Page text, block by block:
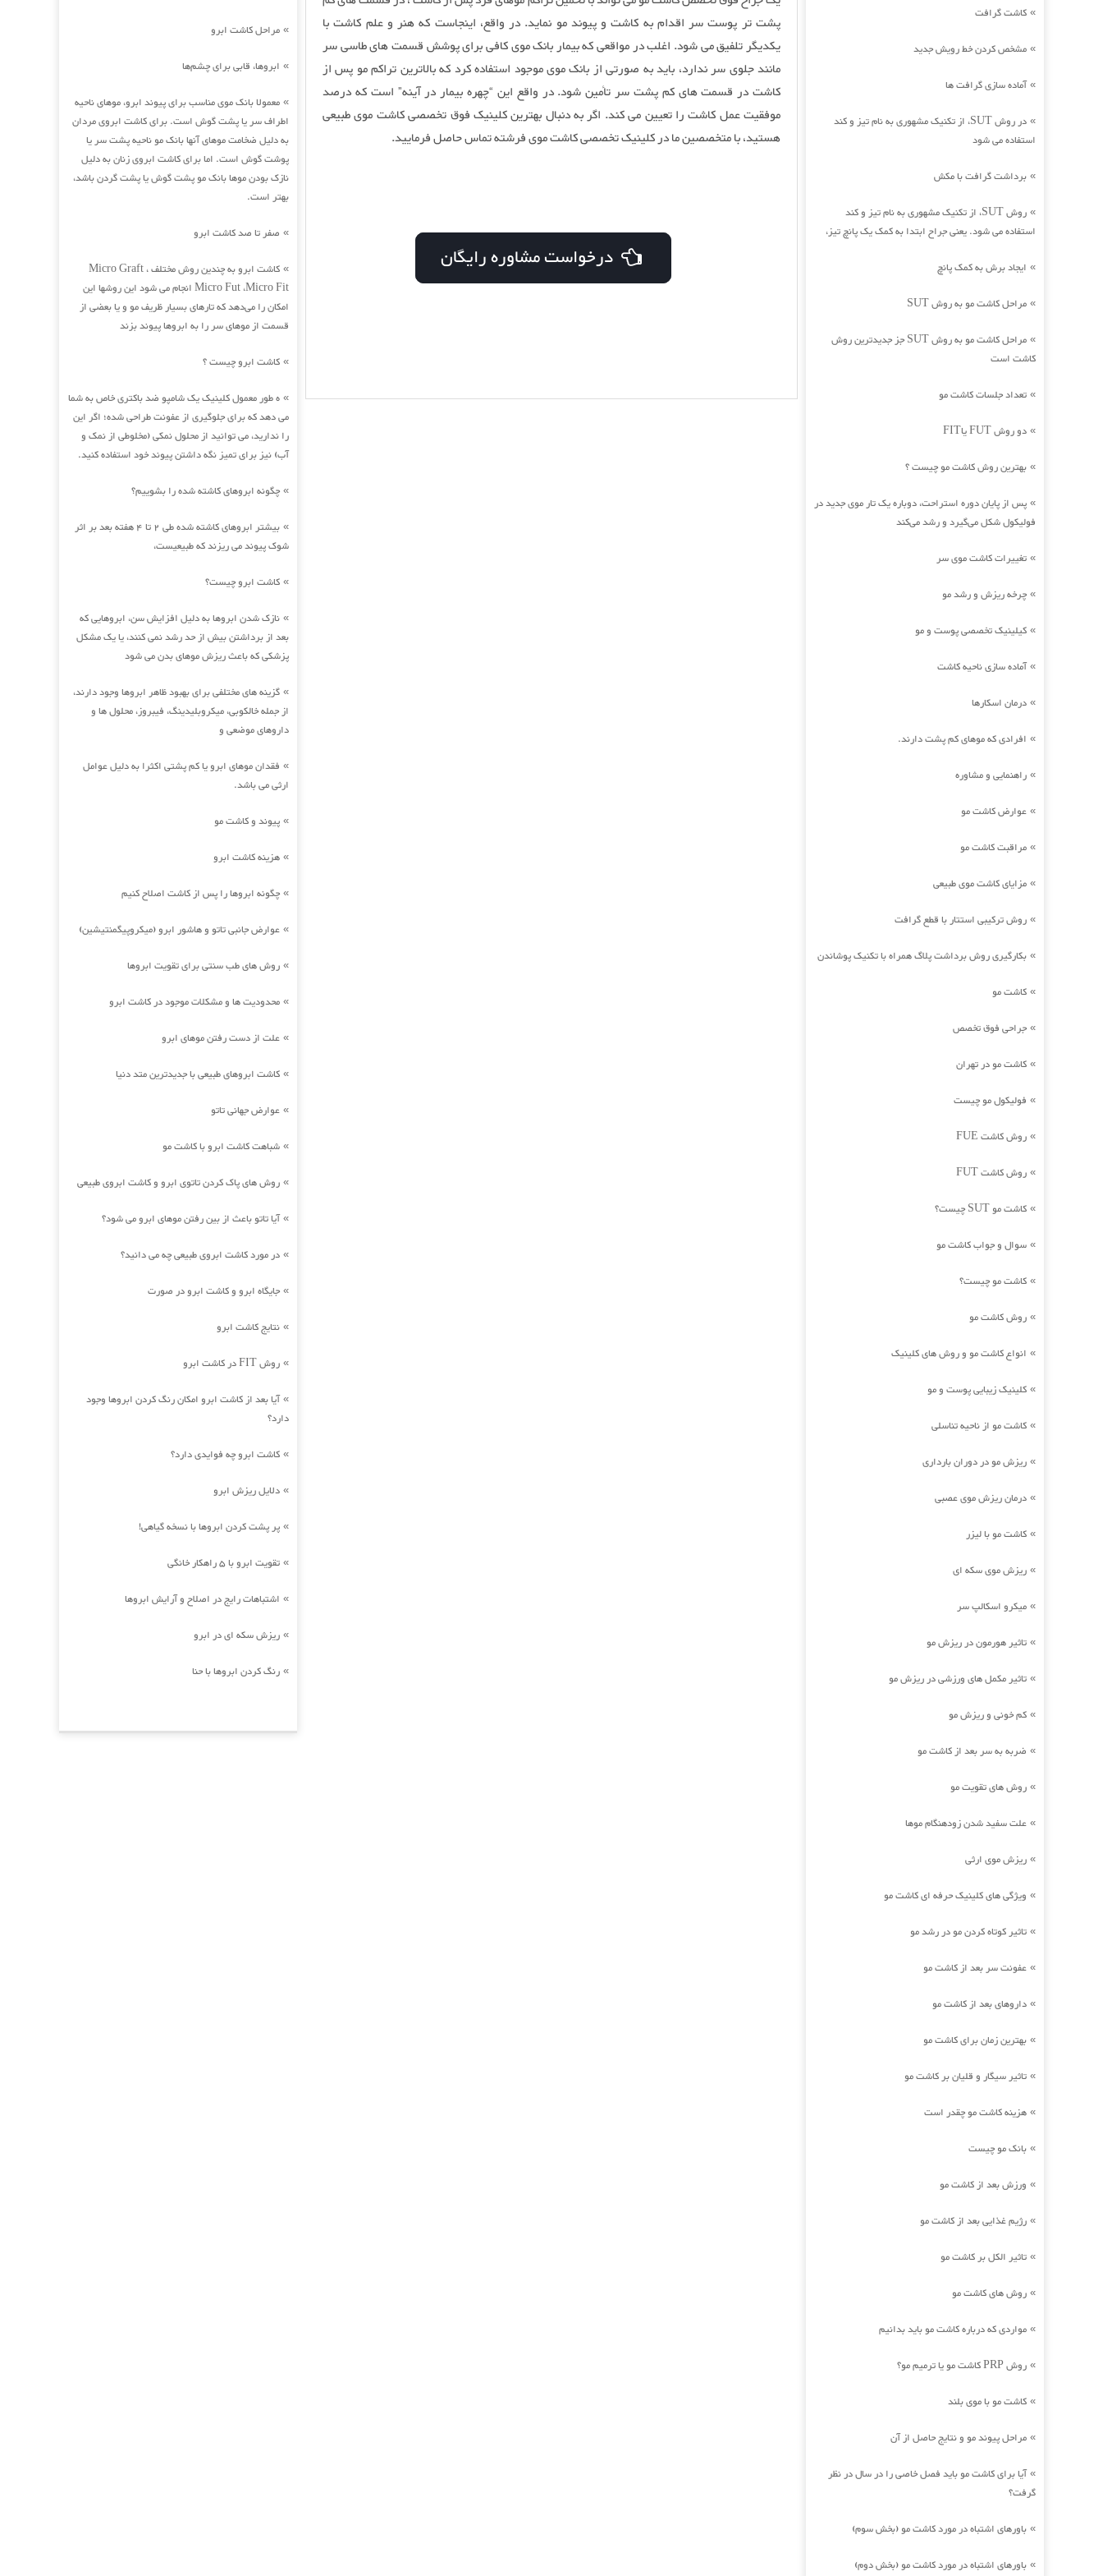
» مراحل کاشت ابرو
» ابروها، قابی برای چشم‌ها
» معمولا بانک موی مناسب برای پیوند ابرو، موهای ناحیه
اطراف سر یا پشت گوش است. برای کاشت ابروی مردان
به دلیل ضخامت موهای آنها بانک مو ناحیه پشت سر یا
پوشت گوش است. اما برای کاشت ابروی زنان به دلیل
نازک بودن موها بانک مو پشت گوش یا پشت گردن باشد،
بهتر است.
» صفر تا صد کاشت ابرو
»
کاشت ابرو به چندین روش مختلف Micro Graft ،
Micro Fut ،Micro Fit انجام می شود این روشها این
امکان را می‌دهد که تارهای بسیار ظریف مو و یا بعضی از
قسمت از موهای سر را به ابروها پیوند بزند
» کاشت ابرو چیست ؟
» ه طور معمول کلینیک یک شامپو ضد باکتری خاص به شما
می دهد که برای جلوگیری از عفونت طراحی شده؛ اگر این
را ندارید، می توانید از محلول نمکی (مخلوطی از نمک و
آب) نیز برای تمیز نگه داشتن پیوند خود استفاده کنید.
» چگونه ابروهای کاشته شده را بشوییم؟
»
بیشتر ابروهای کاشته شده طی 2 تا 4 هفته بعد بر اثر
شوک پیوند می ریزند که طبیعیست،
» کاشت ابرو چیست؟
» نازک شدن ابروها به دلیل افزایش سن، ابروهایی که
بعد از برداشتن بیش از حد رشد نمی کنند، یا یک مشکل
پزشکی که باعث ریزش موهای بدن می شود
» گزینه های مختلفی برای بهبود ظاهر ابروها وجود دارند،
از جمله خالکوبی، میکروبلیدینگ، فیبروز، محلول ها و
داروهای موضعی و
» فقدان موهای ابرو یا کم پشتی اکثرا به دلیل عوامل
ارثی می باشد.
» پیوند و کاشت مو
» هزینه کاشت ابرو
» چگونه ابروها را پس از کاشت اصلاح کنیم
» عوارض جانبی تاتو و هاشور ابرو (میکروپیگمنتیشین)
» روش های طب سنتی برای تقویت ابروها
» محدودیت ها و مشکلات موجود در کاشت ابرو
» علت از دست رفتن موهای ابرو
» کاشت ابروهای طبیعی با جدیدترین متد دنیا
» عوارض جهانی تاتو
» شباهت کاشت ابرو با کاشت مو
» روش های پاک کردن تاتوی ابرو و کاشت ابروی طبیعی
»آیا تاتو باعث از بین رفتن موهای ابرو می شود؟
» در مورد کاشت ابروی طبیعی چه می دانید؟
» جایگاه ابرو و کاشت ابرو در صورت
» نتایج کاشت ابرو
» روش FIT در کاشت ابرو
»آیا بعد از کاشت ابرو امکان رنگ کردن ابروها وجود
دارد؟
» کاشت ابرو چه فوایدی دارد؟
» دلایل ریزش ابرو
» پر پشت کردن ابروها با نسخه گیاهی!
» تقویت ابرو با 5 راهکار خانگی
» اشتباهات رایج در اصلاح و آرایش ابروها
» ریزش سکه ای در ابرو
» رنگ کردن ابروها با حنا
پشت تر پوست سر اقدام به کاشت و پیوند مو نماید. در واقع، اینجاست که هنر و علم کاشت با
یکدیگر تلفیق می شود. اغلب در مواقعی که بیمار بانک موی کافی برای پوشش قسمت های طاسی سر
مانند جلوی سر ندارد، باید به صورتی از بانک موی موجود استفاده کرد که بالاترین تراکم مو پس از
کاشت در قسمت های کم پشت سر تأمین شود. در واقع این “چهره بیمار در آینه” است که درصد
موفقیت عمل کاشت را تعیین می کند. اگر به دنبال بهترین کلینیک فوق تخصصی کاشت موی طبیعی
هستید، با متخصصین ما در کلینیک تخصصی کاشت موی فرشته تماس حاصل فرمایید.
درخواست مشاوره رایگان
» کاشت گرافت
» مشخص کردن خط رویش جدید
»آماده سازی گرافت ها
»
در روش SUT، از تکنیک مشهوری به نام تیز و کند
استفاده می شود
» برداشت گرافت با مکش
»
روش SUT، از تکنیک مشهوری به نام تیز و کند
استفاده می شود. یعنی جراح ابتدا به کمک یک پانچ تیز،
» ایجاد برش به کمک پانچ
» مراحل کاشت مو به روش SUT
»
مراحل کاشت مو به روش SUT جز جدیدترین روش
کاشت است
» تعداد جلسات کاشت مو
» دو روش FUT یاFIT
» بهترین روش کاشت مو چیست ؟
» پس از پایان دوره استراحت، دوباره یک تار موی جدید در
فولیکول شکل می‌گیرد و رشد می‌کند
» تغییرات کاشت موی سر
» چرخه ریزش و رشد مو
» کیلینیک تخصصی پوست و مو
»آماده سازی ناحیه کاشت
» درمان اسکارها
» افرادی که موهای کم پشت دارند.
» راهنمایی و مشاوره
» عوارض کاشت مو
» مراقبت کاشت مو
» مزایای کاشت موی طبیعی
» روش ترکیبی استتار با قطع گرافت
» بکارگیری روش برداشت پلاگ همراه با تکنیک پوشاندن
» کاشت مو
» جراحی فوق تخصص
» کاشت مو در تهران
» فولیکول مو چیست
» روش کاشت FUE
» روش کاشت FUT
» کاشت مو SUT چیست؟
» سوال و جواب کاشت مو
» کاشت مو چیست؟
» روش کاشت مو
» انواع کاشت مو و روش های کلینیک
» کلینیک زیبایی پوست و مو
» کاشت مو از ناحیه تناسلی
» ریزش مو در دوران بارداری
» درمان ریزش موی عصبی
» کاشت مو با لیزر
» ریزش موی سکه ای
» میکرو اسکالپ سر
» تاثیر هورمون در ریزش مو
» تاثیر مکمل های ورزشی در ریزش مو
» کم خونی و ریزش مو
» ضربه به سر بعد از کاشت مو
» روش های تقویت مو
» علت سفید شدن زودهنگام موها
» ریزش موی ارثی
» ویژگی های کلینیک حرفه ای کاشت مو
» تاثیر کوتاه کردن مو در رشد مو
» عفونت سر بعد از کاشت مو
» داروهای بعد از کاشت مو
» بهترین زمان برای کاشت مو
» تاثیر سیگار و قلیان بر کاشت مو
» هزینه کاشت مو چقدر است
» بانک مو چیست
» ورزش بعد از کاشت مو
» رژیم غذایی بعد از کاشت مو
» تاثیر الکل بر کاشت مو
» روش های کاشت مو
» مواردی که درباره کاشت مو باید بدانیم
» روش PRP کاشت مو یا ترمیم مو؟
» کاشت مو با موی بلند
» مراحل پیوند مو و نتایج حاصل از آن
»آیا برای کاشت مو باید فصل خاصی را در سال در نظر
گرفت؟
» باورهای اشتباه در مورد کاشت مو (بخش سوم)
» باورهای اشتباه در مورد کاشت مو (بخش دوم)